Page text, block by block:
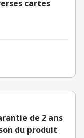
cartes
de 2 ans
du produit